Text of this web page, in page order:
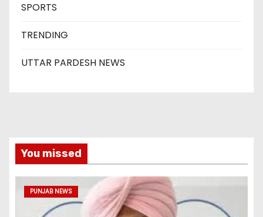
SPORTS
TRENDING
UTTAR PARDESH NEWS
You missed
PUNJAB NEWS